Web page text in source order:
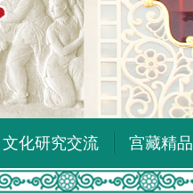
文化研究交流 宫藏精品